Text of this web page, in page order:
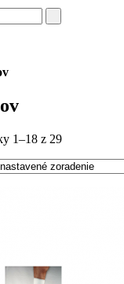
1–18 z 29